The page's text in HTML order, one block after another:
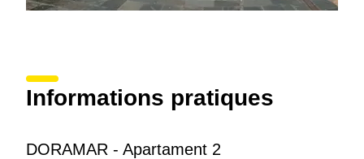
Informations pratiques
DORAMAR - Apartament 2